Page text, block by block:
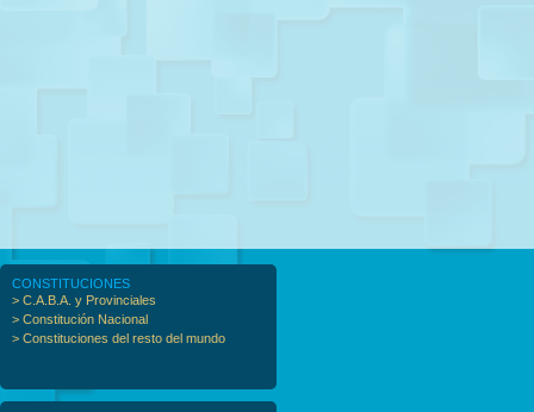
CONSTITUCIONES
> C.A.B.A. y Provinciales
> Constitución Nacional
> Constituciones del resto del mundo